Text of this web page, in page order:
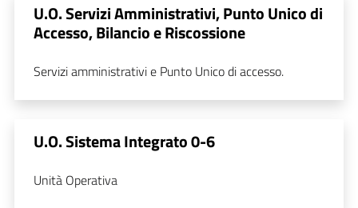
U.O. Servizi Amministrativi, Punto Unico di
Accesso, Bilancio e Riscossione
Servizi amministrativi e Punto Unico di accesso.
U.O. Sistema Integrato 0-6
Unità Operativa